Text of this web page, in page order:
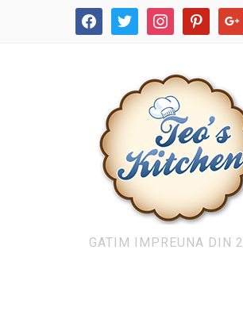
facebooktwitter instagrampinterest
GATIM IMPREUNA DIN